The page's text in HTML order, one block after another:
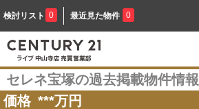
検討リスト 0 最近見た物件 0
セレネ宝塚の過去掲載物件情報
価格 ***万円